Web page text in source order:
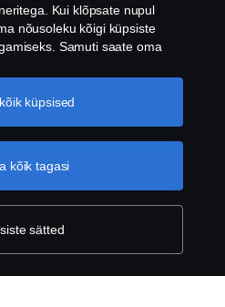
All rights reserved.
Kui klõpsate nupul
nõusoleku kõigi küpsiste
Samuti saate oma
soovite aktsepteerida. Küpsiste
selgituse saamiseks
sätted
kõik tagasi
küpsised